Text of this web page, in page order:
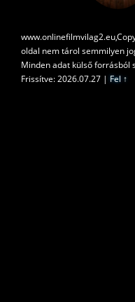
oldal nem tárol semmilyen
Minden adat külső forrásból
Frissítve: 2026.07.27 | Fel ↑